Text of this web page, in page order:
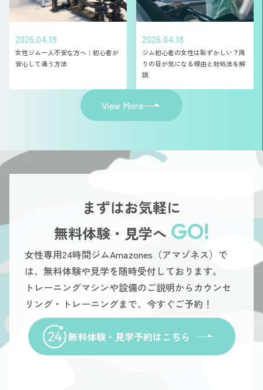
2026.04.19
女性ジム一人不安な方へ｜初心者が
安心して通う方法
2026.04.18
ジム初心者の女性は恥ずかしい？周
りの目が気になる理由と対処法を解
説
View More
まずはお気軽に
無料体験・見学へ GO!
女性専用24時間ジムAmazones（アマゾネス）で
は、無料体験や見学を随時受付しております。
トレーニングマシンや設備のご説明からカウンセ
リング・トレーニングまで、今すぐご予約！
無料体験・見学予約はこちら